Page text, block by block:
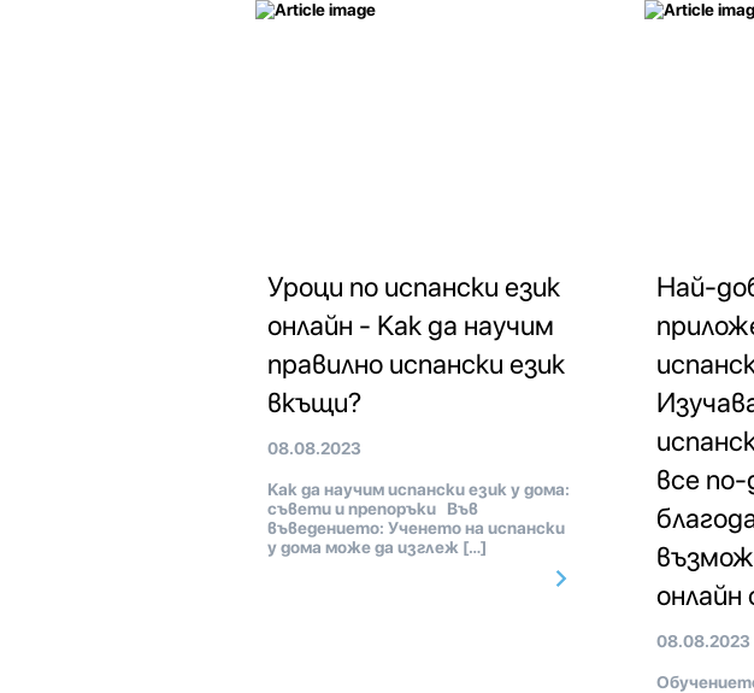
Уроци по испански език
онлайн - Как да научим
правилно испански език
вкъщи?
08.08.2023
Как да научим испански език у дома:
съвети и препоръки Във
въведението: Ученето на испански
у дома може да изглеж […]
Най-
все
онлайн
08.08.2023